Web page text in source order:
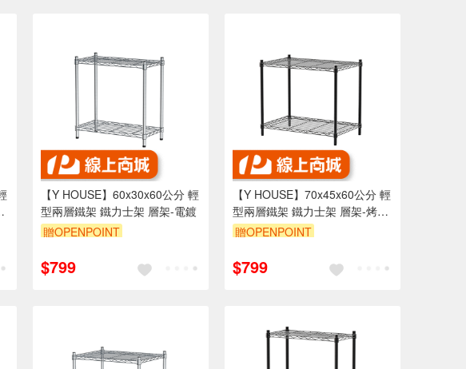
【Y HOUSE】60x30x60公分 輕
型兩層鐵架 鐵力士架 層架-電鍍
贈OPENPOINT
$799
【Y HOUSE】70x45x60公分 輕
型兩層鐵架 鐵力士架 層架-烤漆
黑
贈OPENPOINT
$799